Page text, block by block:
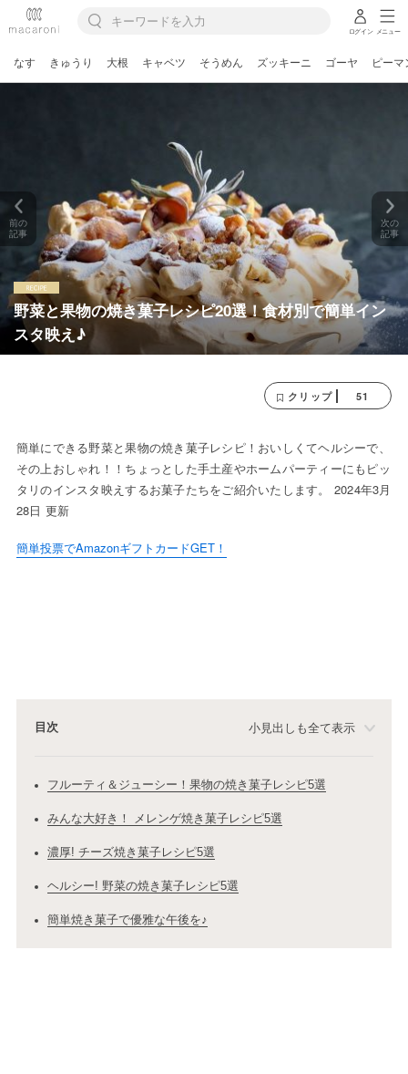
ログイン メニュー
なす きゅうり 大根 キャベツ そうめん ズッキーニ ゴーヤ ピーマ
野菜と果物の焼き菓子レシピ20選！食材別で簡単イン
スタ映え♪
前の
記事
次の
記事
クリップ 51
簡単にできる野菜と果物の焼き菓子レシピ！おいしくてヘルシーで、
その上おしゃれ！！ちょっとした手土産やホームパーティーにもピッ
タリのインスタ映えするお菓子たちをご紹介いたします。 2024年3月
28日 更新
簡単投票でAmazonギフトカードGET！
目次 小見出しも全て表示
フルーティ＆ジューシー！果物の焼き菓子レシピ5選
みんな大好き！ メレンゲ焼き菓子レシピ5選
濃厚! チーズ焼き菓子レシピ5選
ヘルシー! 野菜の焼き菓子レシピ5選
簡単焼き菓子で優雅な午後を♪